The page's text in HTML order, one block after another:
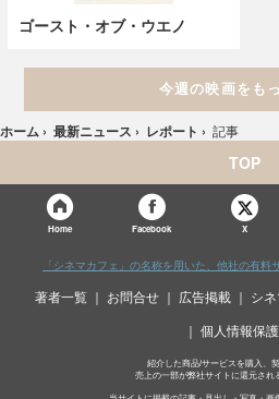
ゴースト・オブ・ウエノ
今週の映画をも
ホーム › 最新ニュース › レポート › 記事
TOP
Home Facebook X
「シネマカフェ」の名称を用いた、他社の有料
著者一覧 お問合せ 広告掲載 シ
個人情報保
紹介した商品/サービスを購入、
売上の一部が弊社サイトに還元され